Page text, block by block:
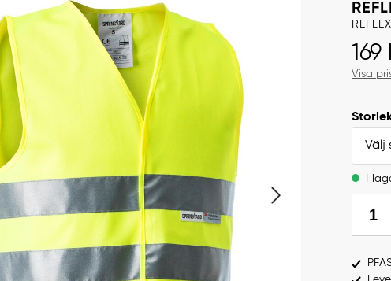
Pris :
169
Visa
Välj
I